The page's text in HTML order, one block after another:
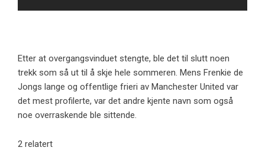
Etter at overgangsvinduet stengte, ble det til slutt noen
trekk som så ut til å skje hele sommeren. Mens Frenkie de
Jongs lange og offentlige frieri av Manchester United var
det mest profilerte, var det andre kjente navn som også
noe overraskende ble sittende.
2 relatert